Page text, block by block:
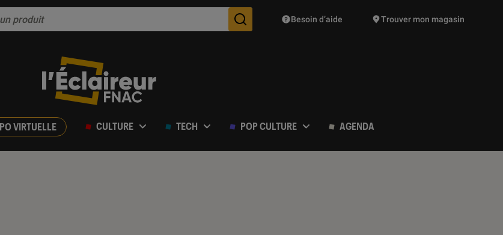
Des suggestions de produits vont vous être proposées
Besoin d’aide Trouver mon magasin
VIRTUELLE CULTURE TECH POP CULTURE AGENDA